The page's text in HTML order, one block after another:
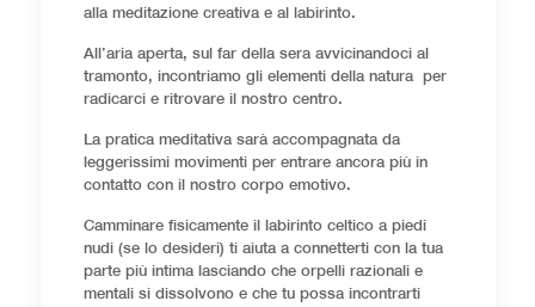
alla meditazione creativa e al labirinto.
All’aria aperta, sul far della sera avvicinandoci al
tramonto, incontriamo gli elementi della natura per
radicarci e ritrovare il nostro centro.
La pratica meditativa sarà accompagnata da
leggerissimi movimenti per entrare ancora più in
contatto con il nostro corpo emotivo.
Camminare fisicamente il labirinto celtico a piedi
nudi (se lo desideri) ti aiuta a connetterti con la tua
parte più intima lasciando che orpelli razionali e
mentali si dissolvono e che tu possa incontrarti